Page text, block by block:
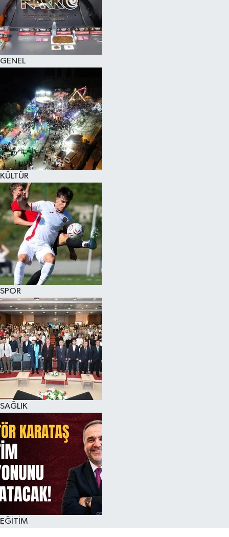
GENEL
KÜLTÜR
SPOR
SAĞLIK
EĞİTİM
KÜLTÜR SANAT
MAGAZİN
SAĞLIK
SİYASET
SPOR
TEKNOLOJİ
VİZYONDAKİLER
YAŞAM